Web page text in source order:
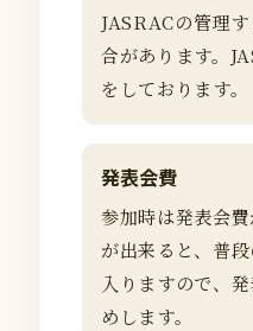
JASRACの管理
合があります。
をしております。
発表会費
参加時は発表会
が出来ると、普
入りますので、
めします。